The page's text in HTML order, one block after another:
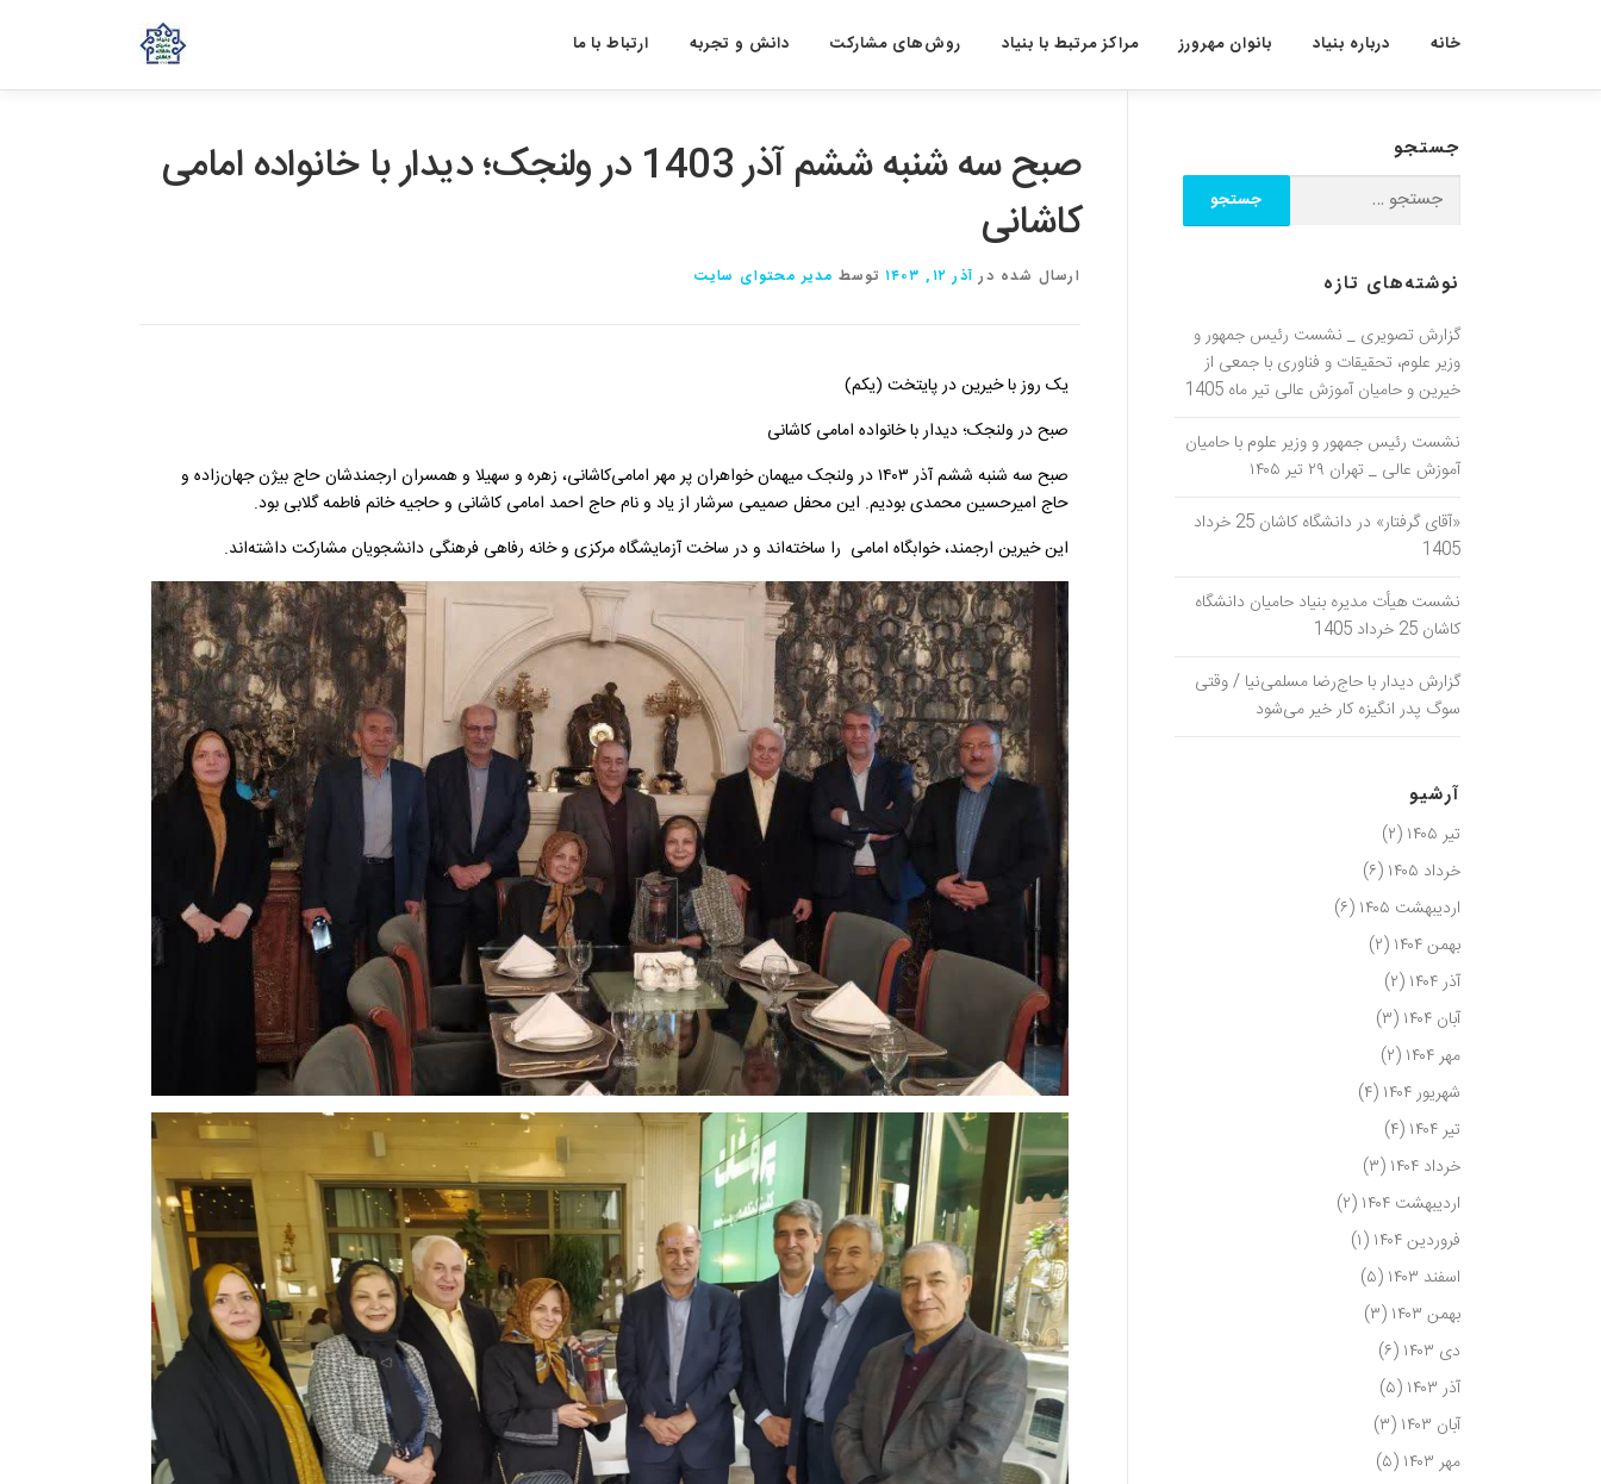
ارتباط با ما دانش و تجربه روش‌های مشارکت مراکز مرتبط با بنیاد بانوان مهرورز درباره بنیاد خانه
صبح سه شنبه ششم آذر 1403 در ولنجک؛ دیدار با خانواده امامی
کاشانی
ارسال شده در آذر ۱۲, ۱۴۰۳ توسط مدیر محتوای سایت
یک روز با خیرین در پایتخت (یکم)
صبح در ولنجک؛ دیدار با خانواده امامی کاشانی
️صبح سه شنبه ششم آذر ۱۴۰۳ در ولنجک میهمان خواهران پر مهر امامی‌کاشانی، زهره و سهیلا و همسران ارجمندشان حاج بیژن جهان‌زاده و
حاج امیرحسین محمدی بودیم. این محفل صمیمی سرشار از یاد و نام حاج احمد امامی کاشانی و حاجیه خانم فاطمه گلابی بود.
️این خیرین ارجمند، خوابگاه امامی را ساخته‌اند و در ساخت آزمایشگاه مرکزی و خانه رفاهی فرهنگی دانشجویان مشارکت داشته‌اند.
جستجو
نوشته‌های تازه
گزارش تصویری _ نشست رئیس جمهور و
وزیر علوم، تحقیقات و فناوری با جمعی از
خیرین و حامیان آموزش عالی تیر ماه 1405
نشست رئیس جمهور و وزیر علوم با حامیان
آموزش عالی _ تهران ۲۹ تیر ۱۴۰۵
«آقای گرفتار» در دانشگاه کاشان 25 خرداد
1405
نشست هیأت مدیره بنیاد حامیان دانشگاه
کاشان 25 خرداد 1405
گزارش دیدار با حاج‌رضا مسلمی‌نیا / وقتی
سوگ پدر انگیزه کار خیر می‌شود
آرشیو
تیر ۱۴۰۵
(۲)
خرداد ۱۴۰۵
(۶)
اردیبهشت ۱۴۰۵
(۶)
بهمن ۱۴۰۴
(۲)
آذر ۱۴۰۴
(۲)
آبان ۱۴۰۴
(۳)
مهر ۱۴۰۴
(۲)
شهریور ۱۴۰۴
(۴)
تیر ۱۴۰۴
(۴)
خرداد ۱۴۰۴
(۳)
اردیبهشت ۱۴۰۴
(۲)
فروردین ۱۴۰۴
(۱)
اسفند ۱۴۰۳
(۵)
بهمن ۱۴۰۳
(۳)
دی ۱۴۰۳
(۶)
آذر ۱۴۰۳
(۵)
آبان ۱۴۰۳
(۳)
مهر ۱۴۰۳
(۵)